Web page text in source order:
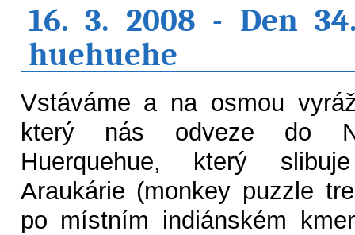
16. 3. 2008 - Den
huehuehe
Vstáváme a na osmou
který nás odveze do
Huerquehue, který
Araukárie (monkey puzzle
po místním indiánském